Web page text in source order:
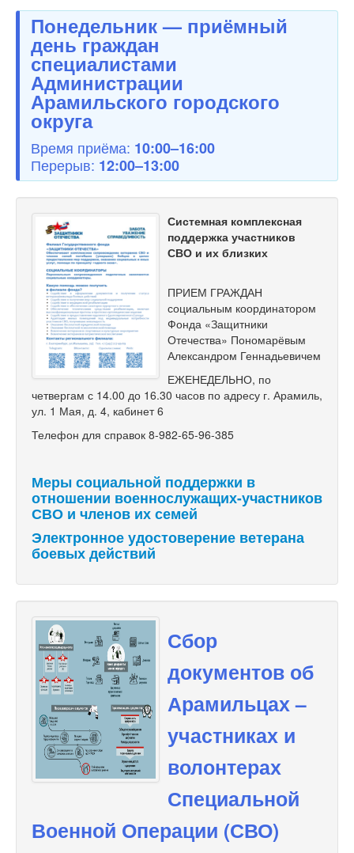
Понедельник — приёмный
день граждан
специалистами
Администрации
Арамильского городского
округа
Время приёма: 10:00–16:00
Перерыв: 12:00–13:00
Системная комплексная
поддержка участников
СВО и их близких
ПРИЕМ ГРАЖДАН
социальным координатором
Фонда «Защитники
Отечества» Пономарёвым
Александром Геннадьевичем
ЕЖЕНЕДЕЛЬНО, по
четвергам с 14.00 до 16.30 часов по адресу г. Арамиль,
ул. 1 Мая, д. 4, кабинет 6
Телефон для справок 8-982-65-96-385
Меры социальной поддержки в
отношении военнослужащих-участников
СВО и членов их семей
Электронное удостоверение ветерана
боевых действий
Сбор
документов об
Арамильцах –
участниках и
волонтерах
Специальной
Военной Операции (СВО)